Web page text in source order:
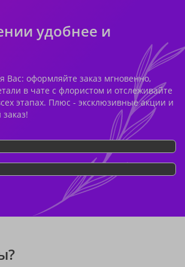
удобнее и
Вас: оформляйте заказ мгновенно,
в чате с флористом и отслеживайте
этапах. Плюс - эксклюзивные акции и